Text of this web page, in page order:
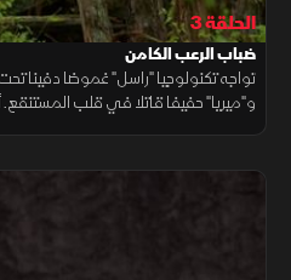
الحلقة 3
ضباب الرعب الكامن
تواجه تكنولوجيا "راسل" غموضا دفينا
و"ميريا" حفيفا قاتلا في قلب